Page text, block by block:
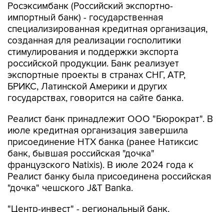
Росэксимбанк (Российский экспортно-
импортный банк) - государственная
специализированная кредитная организация,
созданная для реализации госполитики
стимулирования и поддержки экспорта
российской продукции. Банк реализует
экспортные проекты в странах СНГ, АТР,
БРИКС, Латинской Америки и других
государствах, говорится на сайте банка.
Реалист банк принадлежит ООО "Бюрократ". В
июле кредитная организация завершила
присоединение НТХ банка (ранее Натиксис
банк, бывшая российская "дочка"
французского Natixis). В июле 2024 года к
Реалист банку была присоединена российская
"дочка" чешского J&T Banka.
"Центр-инвест" - региональный банк,